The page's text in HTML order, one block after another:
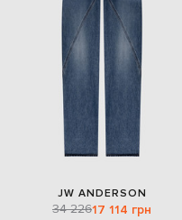
JW ANDERSON
34 22617 114 грн